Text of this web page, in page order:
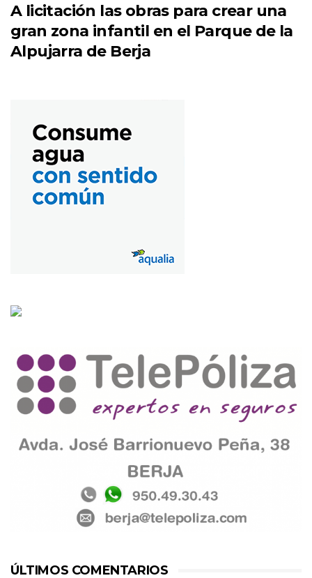
A licitación las obras para crear una
gran zona infantil en el Parque de la
Alpujarra de Berja
ÚLTIMOS COMENTARIOS